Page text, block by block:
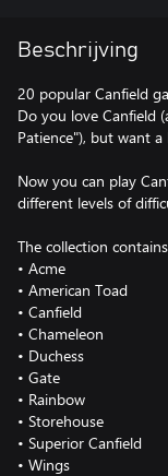
Beschrijving
20 popular Canfield
Do you love Canfield
Patience"), but want
Now you can play
different levels of
The collection
• Acme
• American Toad
• Canfield
• Chameleon
• Duchess
• Gate
• Rainbow
• Storehouse
• Superior Canfield
• Wings